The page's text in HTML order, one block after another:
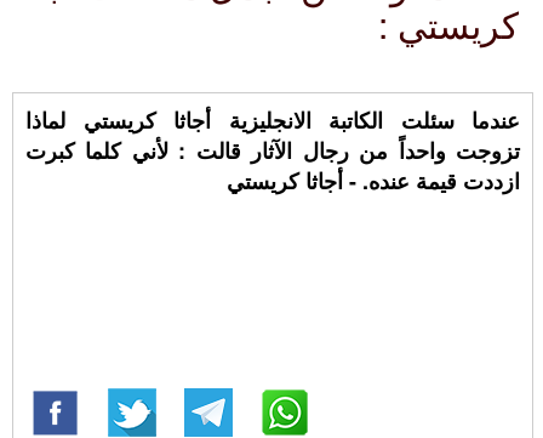
كريستي :
عندما سئلت الكاتبة الانجليزية أجاثا كريستي لماذا
تزوجت واحداً من رجال الآثار قالت : لأني كلما كبرت
ازددت قيمة عنده. - أجاثا كريستي